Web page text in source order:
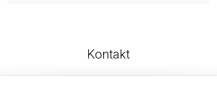
Kontakt